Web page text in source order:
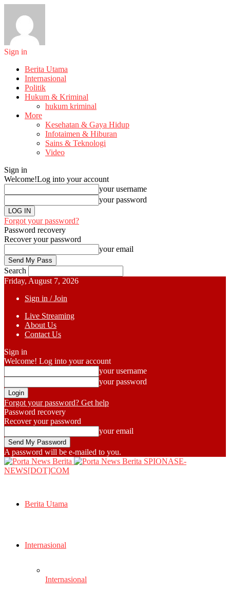
Sign in
Berita Utama
Internasional
Politik
Hukum & Kriminal
hukum kriminal
More
Kesehatan & Gaya Hidup
Infotaimen & Hiburan
Sains & Teknologi
Video
Sign in
Welcome!Log into your account
your username
your password
Forgot your password?
Password recovery
Recover your password
your email
Search
Friday, August 7, 2026
Sign in / Join
Live Streaming
About Us
Contact Us
Sign in
Welcome! Log into your account
your username
your password
Forgot your password? Get help
Password recovery
Recover your password
your email
A password will be e-mailed to you.
SPIONASE-
NEWS[DOT]COM
Berita Utama
Internasional
Internasional